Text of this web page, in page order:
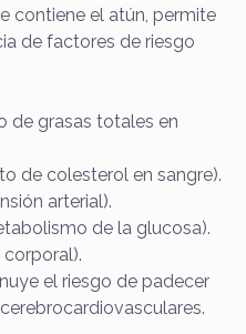
contiene el atún, permite
de factores de riesgo
de grasas totales en
de colesterol en sangre).
arterial).
de la glucosa).
el riesgo de padecer